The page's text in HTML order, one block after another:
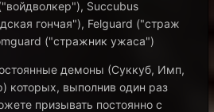
Succubus
гончая"), Felguard ("страж
("стражник ужаса")
демоны (Суккуб, Имп,
которых, выполнив один раз
призывать постоянно с